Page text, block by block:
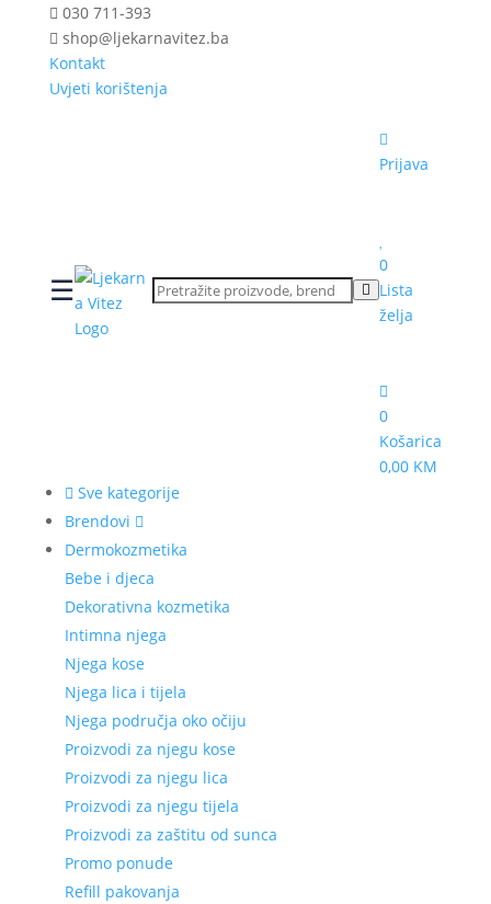
030 711-393
shop@ljekarnavitez.ba
Kontakt
Uvjeti korištenja
☰
Prijava
0
Lista
želja
0
Košarica
0,00 KM
Sve kategorije
Brendovi
Dermokozmetika
Bebe i djeca
Dekorativna kozmetika
Intimna njega
Njega kose
Njega lica i tijela
Njega područja oko očiju
Proizvodi za njegu kose
Proizvodi za njegu lica
Proizvodi za njegu tijela
Proizvodi za zaštitu od sunca
Promo ponude
Refill pakovanja